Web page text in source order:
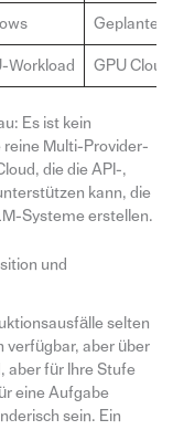
Geplante
Workload GPU
Es ist kein
reine Multi-Provider-
die die API-,
kann, die
Systeme erstellen.
und
selten
verfügbar, aber über
aber für Ihre Stufe
eine Aufgabe
sein. Ein